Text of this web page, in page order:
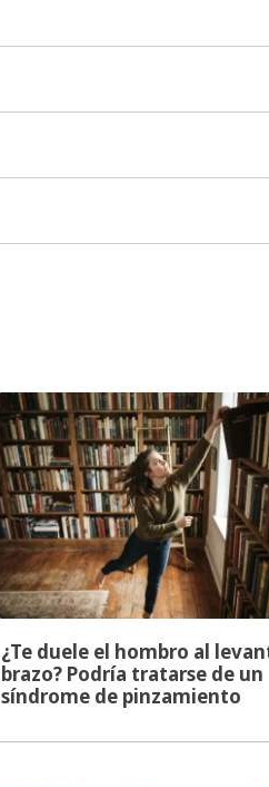
¿Te duele el hombro al
brazo? Podría tratarse de un
síndrome de pinzamiento